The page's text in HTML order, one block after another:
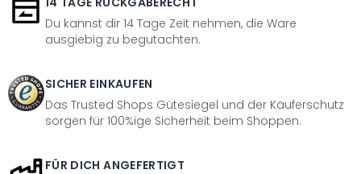
Du kannst dir 14 Tage Zeit nehmen, die Ware
ausgiebig zu begutachten.
SICHER EINKAUFEN
Das Trusted Shops Gütesiegel und der Käuferschutz
sorgen für 100%ige Sicherheit beim Shoppen.
FÜR DICH ANGEFERTIGT